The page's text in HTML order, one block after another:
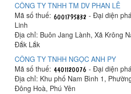
CÔNG TY TNHH TM DV PHAN LÊ
Mã số thuế:
- Đại diện
Linh
Địa chỉ: Buôn Jang Lành, Xã Krông
Đắk Lắk
CÔNG TY TNHH NGỌC ANH PY
Mã số thuế:
- Đại diện
Địa chỉ: Khu phố Nam Bình 1,
Đông Hoà, Phú Yên